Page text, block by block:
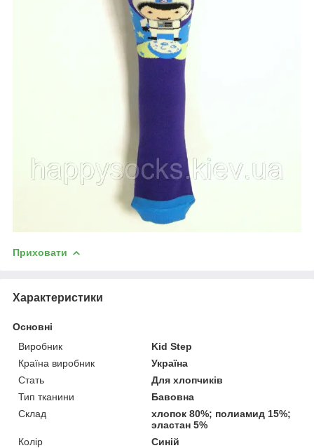
Приховати
Характеристики
Основні
Виробник
Kid Step
Країна виробник
Україна
Стать
Для хлопчиків
Тип тканини
Бавовна
Склад
хлопок 80%; полиамид 15%;
эластан 5%
Колір
Синій